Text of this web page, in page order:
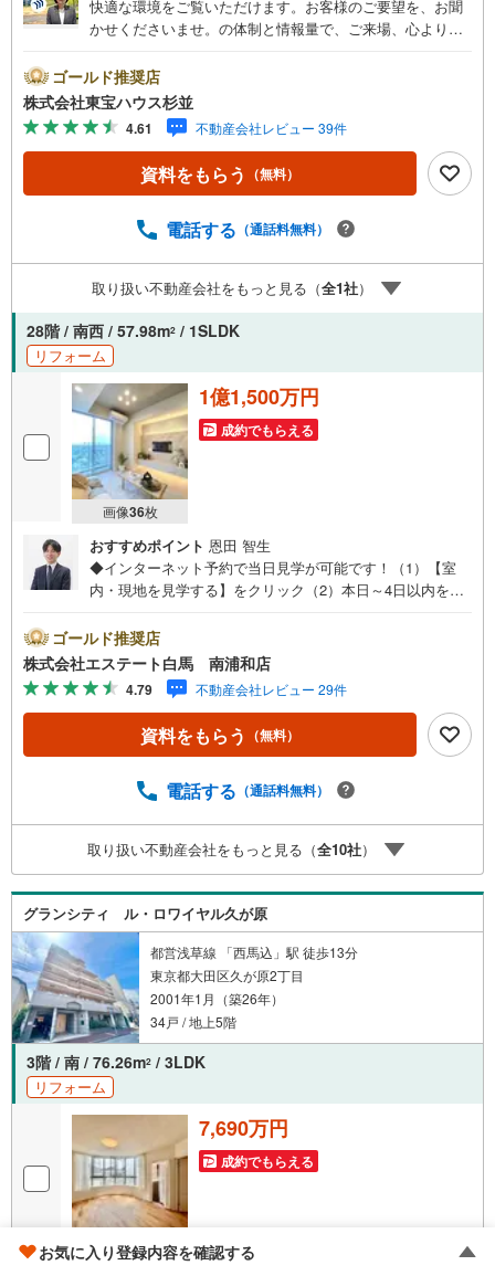
快適な環境をご覧いただけます。お客様のご要望を、お聞
かせくださいませ。の体制と情報量で、ご来場、心よりお
「未来カレンダー」のご提案。・ 未来に起こるであろうご
自宅リフォームをオンライン上でご提案「ミラカレクラ
ブ」。・ 不動産売却時、ご自宅を綺麗にかつ瀟洒にさせる
CG加工ホームステイジングサービス。・ 購入者様へ、税
理士による確定申告の無料セミナーをご招待いたします。
◆ご予約に際して◆日時のご希望をお伝えください。（も
（居住中物件）の手配が必要な場合がございますのでご容
◆物件のご案内は◆弊社へのご来社、お客様宅へのお迎
え・最寄駅での待ち合わせ、物件周辺のコンビニ等でお待
ち合わせなど、ご希望をお伝えください。ご希望条件をお
伝え頂けましたら、ご見学希望物件以外の資料も用意して
参ります。もちろん他の物件も併せてご案内させていただ
きます。
ゴールド推奨店
株式会社東宝ハウス杉並
4.61 不動産会社レビュー 39件
資料をもらう （無料）
電話する （通話料無料）
取り扱い不動産会社をもっと見る（全1社）
28階 / 南西 / 57.98m2 / 1SLDK
リフォーム
画像36枚
1億1,500万円
成約でもらえる
おすすめポイント 恩田 智生
◆インターネット予約で当日見学が可能です！（1）【室
内・現地を見学する】をクリック（2）本日～4日以内をご
ください。◆10:00～21:00はお電話でのお問い合わせがス
ムーズです。●最上階●南西向き住戸●駅徒歩3分！複数路線
利用可【Yahoo！ 不動産キャンペーン対象店舗です】 当
店で物件を成約するとPayPayボーナスをプレゼント！◆エ
ステート白馬の5大サポート◆1.FP相談サポート社外のフ
ァイナンシャルプランナーと資金相談が無料2.設備保証の
ービスが無料で付帯3.注文住宅「白馬の家」高気密・高断
えするなどの無料サービス5.お引渡し後もしっかりサポー
トCSサポート室がお引渡し後のお悩みもしっかりサポート
します
ゴールド推奨店
株式会社エステート白馬 南浦和店
4.79 不動産会社レビュー 29件
資料をもらう （無料）
電話する （通話料無料）
取り扱い不動産会社をもっと見る（全10社）
グランシティ ル・ロワイヤル久が原
都営浅草線 「西馬込」駅 徒歩13分
東京都大田区久が原2丁目
2001年1月（築26年）
34戸 / 地上5階
3階 / 南 / 76.26m2 / 3LDK
リフォーム
画像36枚
7,690万円
成約でもらえる
お気に入り登録内容を確認する